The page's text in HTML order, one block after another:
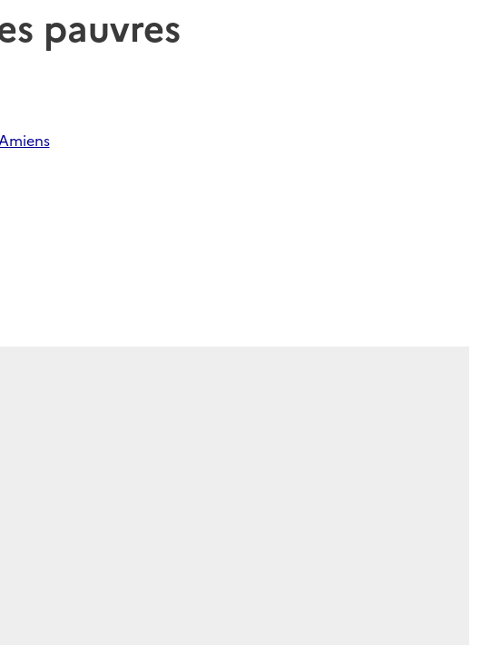
pauvres